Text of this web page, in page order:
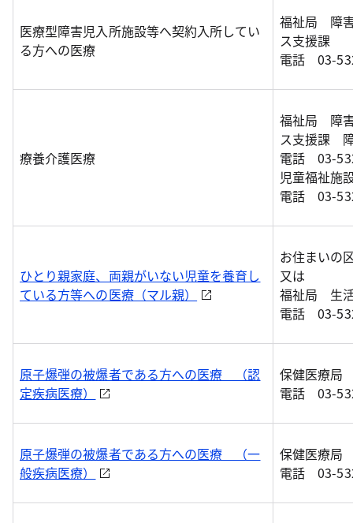
医療型障害児入所施設等へ契約入所してい
る方への医療
福祉局 障
ス支援課
電話 03-
療養介護医療
福祉局 障
ス支援課
電話 03-
児童福祉施
電話 03-
ひとり親家庭、両親がいない児童を養育し
ている方等への医療（マル親）
お住まいの
又は
福祉局 生
電話 03-
原子爆弾の被爆者である方への医療 （認
定疾病医療）
保健医療
電話 03-
原子爆弾の被爆者である方への医療 （一
般疾病医療）
保健医療
電話 03-